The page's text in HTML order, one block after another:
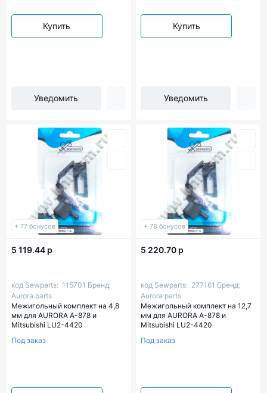
Купить
Уведомить
Купить
Уведомить
+ 77 бонусов
5 119.44 р
код Sewparts: 115701 Бренд:
Aurora parts
Межигольный комплект на 4,8
мм для AURORA A-878 и
Mitsubishi LU2-4420
Под заказ
+ 78 бонусов
5 220.70 р
код Sewparts: 277161 Бренд:
Aurora parts
Межигольный комплект на 12,7
мм для AURORA A-878 и
Mitsubishi LU2-4420
Под заказ